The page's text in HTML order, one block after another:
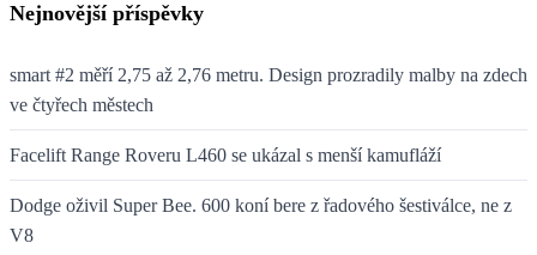
Nejnovější příspěvky
smart #2 měří 2,75 až 2,76 metru. Design prozradily malby na zdech
ve čtyřech městech
Facelift Range Roveru L460 se ukázal s menší kamufláží
Dodge oživil Super Bee. 600 koní bere z řadového šestiválce, ne z
V8